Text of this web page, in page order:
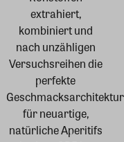
extrahiert,
kombiniert und
nach unzähligen
Versuchsreihen die
perfekte
Geschmacksarchitektur
für neuartige,
natürliche Aperitifs